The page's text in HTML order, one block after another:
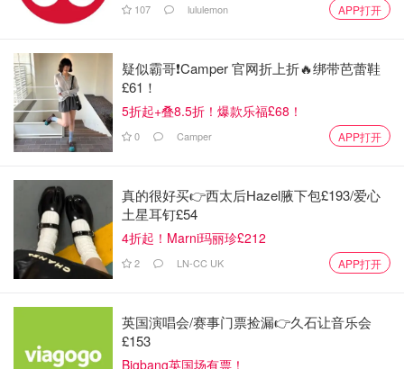
张恒向媒体提供的另一份复查的医疗记录显示，Luna的手
指是被汽车门夹伤。
107 lululemon APP打开
疑似霸哥❗️Camper 官网折上折🔥绑带芭蕾鞋
£61！
5折起+叠8.5折！爆款乐福£68！
0 Camper APP打开
真的很好买👉西太后Hazel腋下包£193/爱心
土星耳钉£54
4折起！Marni玛丽珍£212
2 LN-CC UK APP打开
英国演唱会/赛事门票捡漏👉久石让音乐会
£153
Bigbang英国场有票！